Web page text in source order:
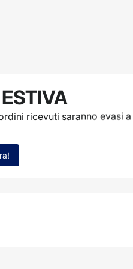
Recensioni
ricevuti saranno evasi